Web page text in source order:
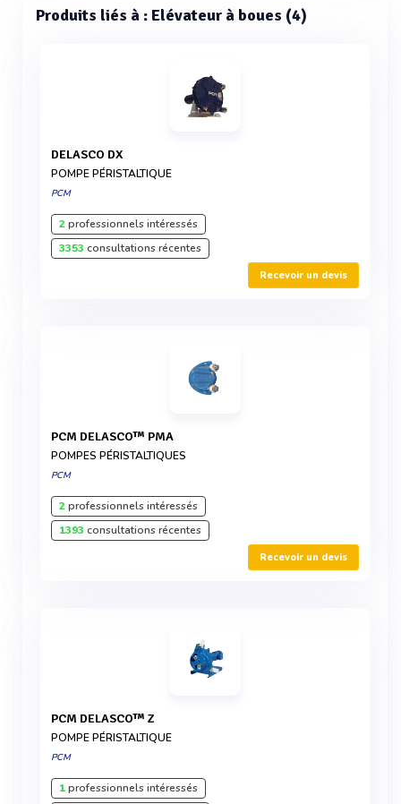
Produits liés à : Elévateur à boues (4)
DELASCO DX
POMPE PÉRISTALTIQUE
PCM
2professionnels intéressés
3353 consultations récentes
Recevoir un devis
PCM DELASCO™ PMA
POMPES PÉRISTALTIQUES
PCM
2professionnels intéressés
1393 consultations récentes
Recevoir un devis
PCM DELASCO™ Z
POMPE PÉRISTALTIQUE
PCM
1professionnels intéressés